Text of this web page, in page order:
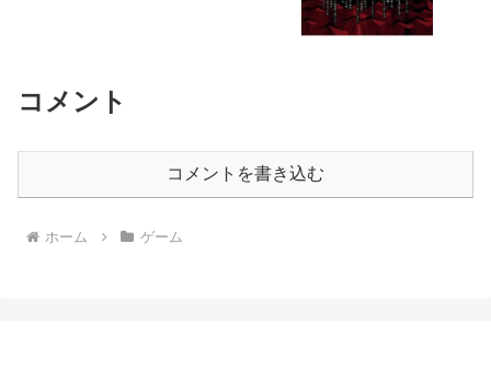
コメント
コメントを書き込む
ホーム ゲーム